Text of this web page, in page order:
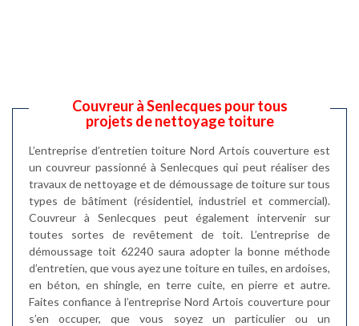
Couvreur à Senlecques pour tous
projets de nettoyage toiture
L’entreprise d’entretien toiture Nord Artois couverture est
un couvreur passionné à Senlecques qui peut réaliser des
travaux de nettoyage et de démoussage de toiture sur tous
types de bâtiment (résidentiel, industriel et commercial).
Couvreur à Senlecques peut également intervenir sur
toutes sortes de revêtement de toit. L’entreprise de
démoussage toit 62240 saura adopter la bonne méthode
d’entretien, que vous ayez une toiture en tuiles, en ardoises,
en béton, en shingle, en terre cuite, en pierre et autre.
Faites confiance à l’entreprise Nord Artois couverture pour
s’en occuper, que vous soyez un particulier ou un